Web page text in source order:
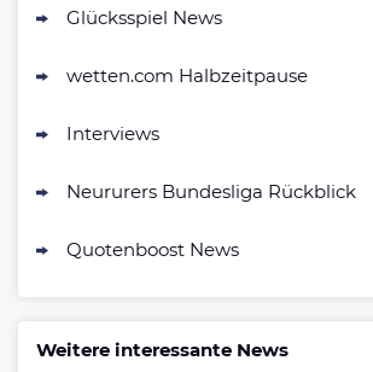
Glücksspiel News
wetten.com Halbzeitpause
Interviews
Neururers Bundesliga Rückblick
Quotenboost News
Weitere interessante News